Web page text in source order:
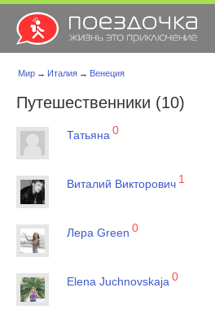
Мир → Италия → Венеция
Путешественники (10)
Татьяна 0
Виталий Викторович 1
Лера Green 0
Elena Juchnovskaja 0